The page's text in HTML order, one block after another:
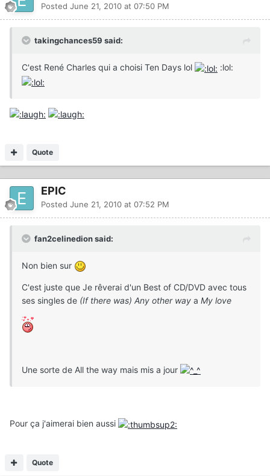
Posted June 21, 2010 at 07:50 PM
takingchances59 said:
C'est René Charles qui a choisi Ten Days lol :lol:
Quote
EPIC
Posted June 21, 2010 at 07:52 PM
fan2celinedion said:
Non bien sur
C'est juste que Je rêverai d'un Best of CD/DVD avec tous
ses singles de (If there was) Any other way a My love
Une sorte de All the way mais mis a jour
Pour ça j'aimerai bien aussi
Quote